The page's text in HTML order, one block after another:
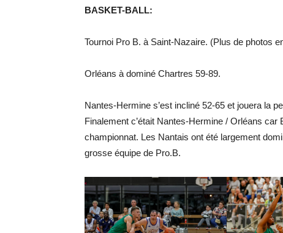
BASKET-BALL:
Tournoi Pro B. à Saint-Nazaire. (Plus de photos
Orléans à dominé Chartres 59-89.
Nantes-Hermine s’est incliné 52-65 et jouera la
Finalement c’était Nantes-Hermine / Orléans
championnat. Les Nantais ont été largement
grosse équipe de Pro.B.